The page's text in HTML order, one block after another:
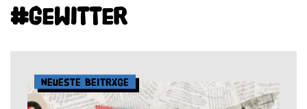
#Gewitter
Neueste Beiträge